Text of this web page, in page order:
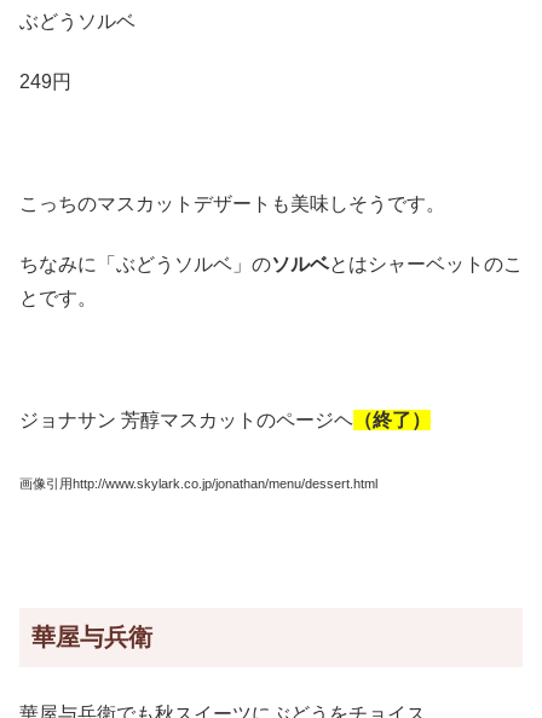
ぶどうソルベ
249円
こっちのマスカットデザートも美味しそうです。
ちなみに「ぶどうソルベ」のソルベとはシャーベットのこ
とです。
ジョナサン 芳醇マスカットのページヘ （終了）
画像引用http://www.skylark.co.jp/jonathan/menu/dessert.html
華屋与兵衛